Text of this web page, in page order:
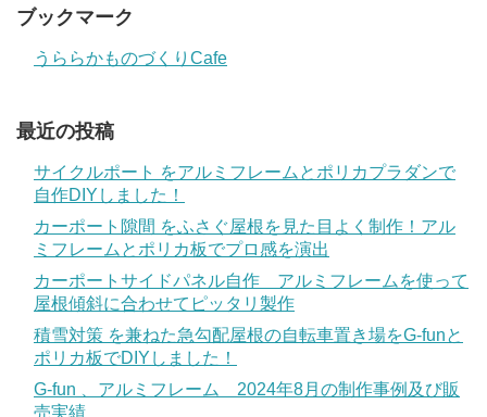
ブックマーク
うららかものづくりCafe
最近の投稿
サイクルポート をアルミフレームとポリカプラダンで
自作DIYしました！
カーポート隙間 をふさぐ屋根を見た目よく制作！アル
ミフレームとポリカ板でプロ感を演出
カーポートサイドパネル自作 アルミフレームを使って
屋根傾斜に合わせてピッタリ製作
積雪対策 を兼ねた急勾配屋根の自転車置き場をG-funと
ポリカ板でDIYしました！
G-fun 、アルミフレーム 2024年8月の制作事例及び販
売実績